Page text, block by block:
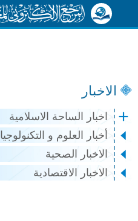
الاخبار
اخبار الساحة الاسلامية
أخبار العلوم و التكنولوجيا
الاخبار الصحية
الاخبار الاقتصادية